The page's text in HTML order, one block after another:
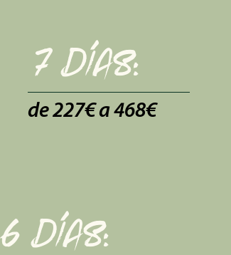
7 días:
de 227€ a 468€
6 días: